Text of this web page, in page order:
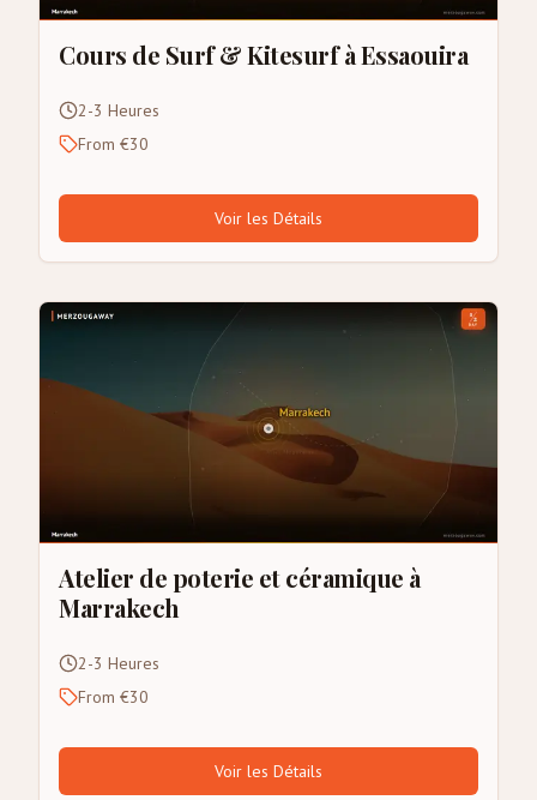
Cours de Surf & Kitesurf à Essaouira
2-3 Heures
From €30
Voir les Détails
Atelier de poterie et céramique à
Marrakech
2-3 Heures
From €30
Voir les Détails